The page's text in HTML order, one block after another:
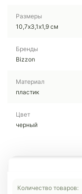
Размеры
10,7х3,1х1,9 см
Бренды
Bizzon
Материал
пластик
Цвет
черный
Количество товаров: